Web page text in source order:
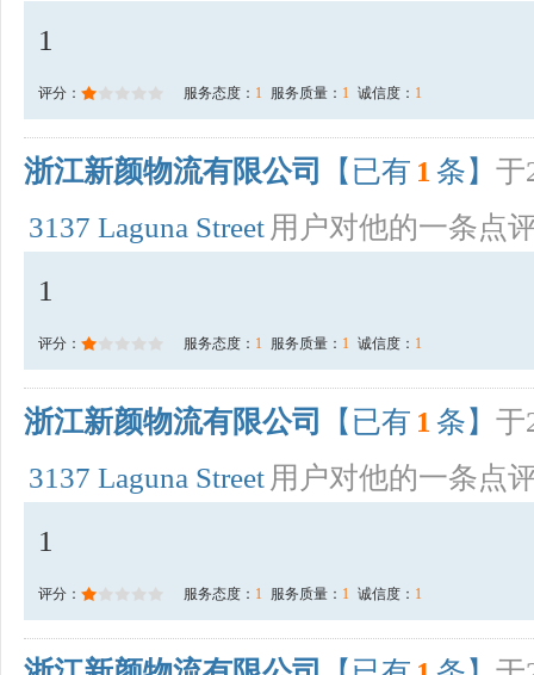
1
评分： 服务态度： 1 服务质量： 1 诚信度： 1
浙江新颜物流有限公司 【已有 1 条】 于
3137 Laguna Street 用户对他的一条点
1
评分： 服务态度： 1 服务质量： 1 诚信度： 1
浙江新颜物流有限公司 【已有 1 条】 于
3137 Laguna Street 用户对他的一条点
1
评分： 服务态度： 1 服务质量： 1 诚信度： 1